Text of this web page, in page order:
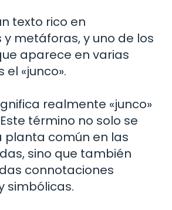
texto rico en
metáforas, y uno de los
aparece en varias
el «junco».
realmente «junco»
término no solo se
planta común en las
sino que también
connotaciones
simbólicas.